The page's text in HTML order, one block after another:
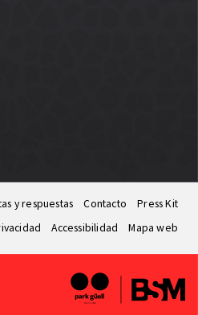
y respuestas Contacto
Press Kit
Accessibilidad Mapa web